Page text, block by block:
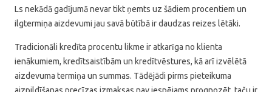
Ls nekādā gadījumā nevar tikt ņemts uz šādiem procentiem un
ilgtermiņa aizdevumi jau savā būtībā ir daudzas reizes lētāki.
Tradicionāli kredīta procentu likme ir atkarīga no klienta
ienākumiem, kredītsaistībām un kredītvēstures, kā arī izvēlētā
aizdevuma termiņa un summas. Tādējādi pirms pieteikuma
aizpildīšanas precīzas izmaksas nav iespējams prognozēt, taču ir